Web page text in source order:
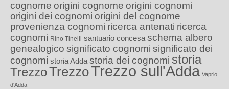
cognome origini cognome origini cognomi
origini dei cognomi origini del cognome
provenienza cognomi ricerca antenati ricerca
cognomi Rino Tinelli santuario concesa schema albero
genealogico significato cognomi significato dei
cognomi storia Adda storia dei cognomi storia
TrezzoTrezzoTrezzo sull'Adda Vaprio
d'Adda